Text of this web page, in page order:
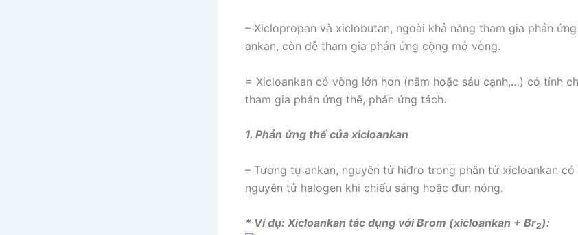
– Xiclopropan và xiclobutan, ngoài khả năng tham gia phản
ankan, còn dễ tham gia phản ứng cộng mở vòng.
= Xicloankan có vòng lớn hơn (năm hoặc sáu cạnh,…) có tính
tham gia phản ứng thế, phản ứng tách.
1. Phản ứng thế của xicloankan
– Tương tự ankan, nguyên tử hiđro trong phân tử xicloankan
nguyên tử halogen khi chiếu sáng hoặc đun nóng.
* Ví dụ: Xicloankan tác dụng với Brom (xicloankan + Br2):